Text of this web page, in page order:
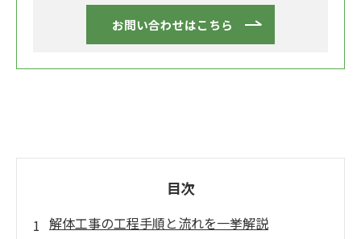
お問い合わせはこちら
目次
解体工事の工程手順と流れを一挙解説